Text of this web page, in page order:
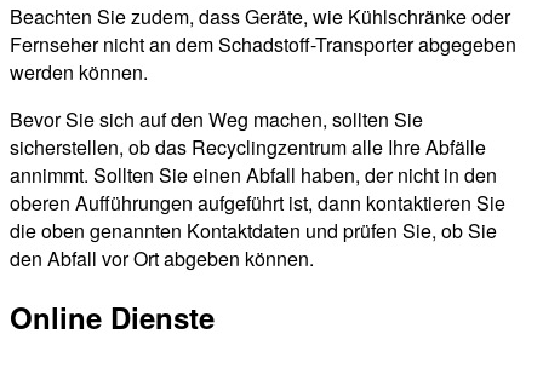
Beachten Sie zudem, dass Geräte, wie Kühlschränke oder
Fernseher nicht an dem Schadstoff-Transporter abgegeben
werden können.
Bevor Sie sich auf den Weg machen, sollten Sie
sicherstellen, ob das Recyclingzentrum alle Ihre Abfälle
annimmt. Sollten Sie einen Abfall haben, der nicht in den
oberen Aufführungen aufgeführt ist, dann kontaktieren Sie
die oben genannten Kontaktdaten und prüfen Sie, ob Sie
den Abfall vor Ort abgeben können.
Online Dienste